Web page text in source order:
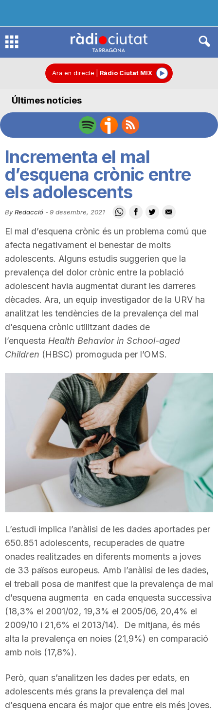
R
d
o
C
i
u
t
t
r
r
a
o
Ara en directe Ràdio Ciutat MIX
Últimes notícies
Incrementa el mal
d’esquena crònic entre
els adolescents
By Redacció -9 desembre, 2021
El mal d’esquena crònic és un problema comú que
afecta negativament el benestar de molts
adolescents. Alguns estudis suggerien que la
prevalença del dolor crònic entre la població
adolescent havia augmentat durant les darreres
dècades. Ara, un equip investigador de la URV ha
analitzat les tendències de la prevalença del mal
d’esquena crònic utilitzant dades de
l’enquesta Health Behavior in School-aged
Children (HBSC) promoguda per l’OMS.
L’estudi implica l’anàlisi de les dades aportades per
650.851 adolescents, recuperades de quatre
onades realitzades en diferents moments a joves
de 33 països europeus. Amb l’anàlisi de les dades,
el treball posa de manifest que la prevalença de mal
d’esquena augmenta en cada enquesta successiva
(18,3% el 2001/02, 19,3% el 2005/06, 20,4% el
2009/10 i 21,6% el 2013/14). De mitjana, és més
alta la prevalença en noies (21,9%) en comparació
amb nois (17,8%).
Però, quan s’analitzen les dades per edats, en
adolescents més grans la prevalença del mal
d’esquena encara és major que entre els més joves.